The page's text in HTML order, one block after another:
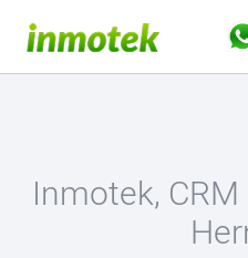
Inmotek,